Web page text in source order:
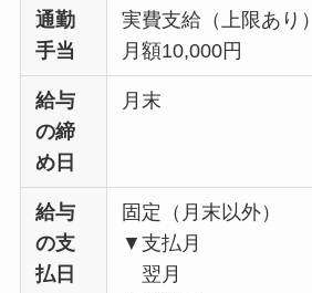
通勤
手当
実費支給（上限あり）
月額10,000円
給与
の締
め日
月末
給与
の支
払日
固定（月末以外）
▼支払月
翌月